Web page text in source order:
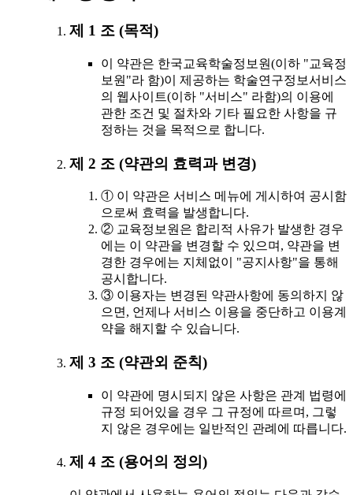
제 1 조 (목적)
이 약관은 한국교육학술정보원(이하 "교육정
보원"라 함)이 제공하는 학술연구정보서비스
의 웹사이트(이하 "서비스" 라함)의 이용에
관한 조건 및 절차와 기타 필요한 사항을 규
정하는 것을 목적으로 합니다.
제 2 조 (약관의 효력과 변경)
① 이 약관은 서비스 메뉴에 게시하여 공시함
으로써 효력을 발생합니다.
② 교육정보원은 합리적 사유가 발생한 경우
에는 이 약관을 변경할 수 있으며, 약관을 변
경한 경우에는 지체없이 "공지사항"을 통해
공시합니다.
③ 이용자는 변경된 약관사항에 동의하지 않
으면, 언제나 서비스 이용을 중단하고 이용계
약을 해지할 수 있습니다.
제 3 조 (약관외 준칙)
이 약관에 명시되지 않은 사항은 관계 법령에
규정 되어있을 경우 그 규정에 따르며, 그렇
지 않은 경우에는 일반적인 관례에 따릅니다.
제 4 조 (용어의 정의)